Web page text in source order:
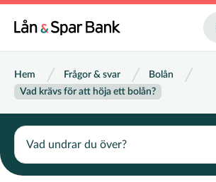
Hoppa
Länkstig
Hem Frågor & svar
Bolån
Vad krävs för att höja ett bolån?
Search